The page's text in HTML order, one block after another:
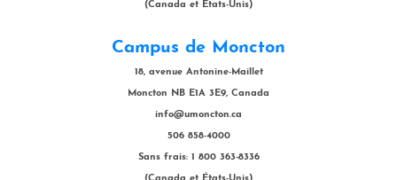
(Canada et États-Unis)
Campus de Moncton
18, avenue Antonine-Maillet
Moncton NB E1A 3E9, Canada
info@umoncton.ca
506 858-4000
Sans frais: 1 800 363-8336